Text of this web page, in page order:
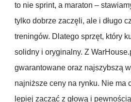
to nie sprint, a maraton –
tylko dobrze zaczęli, ale i długo
treningów. Dlatego sprzęt, który
solidny i oryginalny. Z
gwarantowane oraz najszybszą
najniższe ceny na rynku. Nie ma
lepiej zacząć z głową i